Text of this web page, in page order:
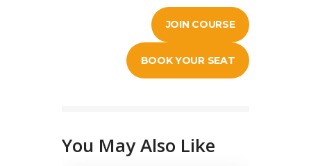
JOIN COURSE
BOOK YOUR SEAT
You May Also Like